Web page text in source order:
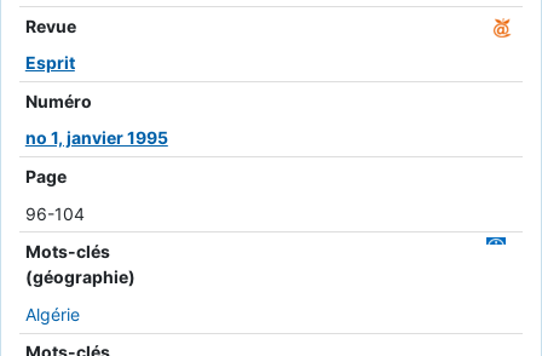
Revue
Esprit
Numéro
no 1, janvier 1995
Page
96-104
Mots-clés
(géographie)
Algérie